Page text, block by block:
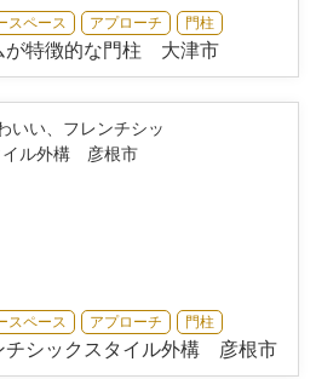
スペース アプローチ 門柱
が特徴的な門柱 大津市
スペース アプローチ 門柱
チシックスタイル外構 彦根市